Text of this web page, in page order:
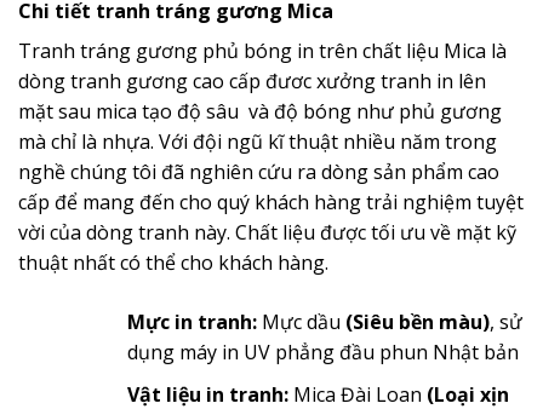
Chi tiết tranh tráng gương Mica
Tranh tráng gương phủ bóng in trên chất liệu Mica là
dòng tranh gương cao cấp đươc xưởng tranh in lên
mặt sau mica tạo độ sâu và độ bóng như phủ gương
mà chỉ là nhựa. Với đội ngũ kĩ thuật nhiều năm trong
nghề chúng tôi đã nghiên cứu ra dòng sản phẩm cao
cấp để mang đến cho quý khách hàng trải nghiệm tuyệt
vời của dòng tranh này. Chất liệu được tối ưu về mặt kỹ
thuật nhất có thể cho khách hàng.
Mực in tranh:Mực dầu (Siêu bền màu), sử
dụng máy in UV phẳng đầu phun Nhật bản
Vật liệu in tranh:Mica Đài Loan (Loại xịn